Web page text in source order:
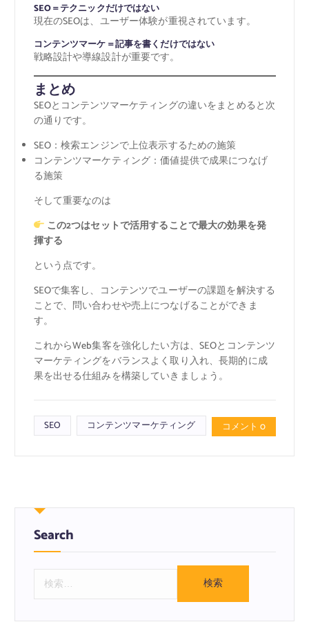
SEO＝テクニックだけではない
現在のSEOは、ユーザー体験が重視されています。
コンテンツマーケ＝記事を書くだけではない
戦略設計や導線設計が重要です。
まとめ
SEOとコンテンツマーケティングの違いをまとめると次
の通りです。
SEO：検索エンジンで上位表示するための施策
コンテンツマーケティング：価値提供で成果につなげ
る施策
そして重要なのは
この2つはセットで活用することで最大の効果を発
揮する
という点です。
SEOで集客し、コンテンツでユーザーの課題を解決する
ことで、問い合わせや売上につなげることができま
す。
これからWeb集客を強化したい方は、SEOとコンテンツ
マーケティングをバランスよく取り入れ、長期的に成
果を出せる仕組みを構築していきましょう。
SEO コンテンツマーケティング コメント 0
Search